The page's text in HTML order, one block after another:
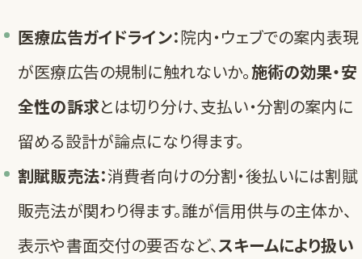
医療広告ガイドライン：院内・ウェブでの案内表現
が医療広告の規制に触れないか。施術の効果・安
全性の訴求とは切り分け、支払い・分割の案内に
留める設計が論点になり得ます。
割賦販売法：消費者向けの分割・後払いには割賦
販売法が関わり得ます。誰が信用供与の主体か、
表示や書面交付の要否など、スキームにより扱い